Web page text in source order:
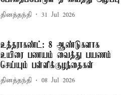
தினத்தந்தி 31 Jul 2026
உத்தராகண்ட்: 8 ஆண்டுகளாக
உயிரை பணயம் வைத்து பயணம்
செய்யும் பள்ளிக்குழந்தைகள்
தினத்தந்தி 08 Jul 2026